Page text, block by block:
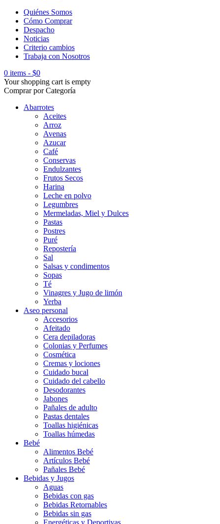
Quiénes Somos
Cómo Comprar
Despacho
Noticias
Criterio cambios
Trabaja con Nosotros
0 items - $0
Your shopping cart is empty
Comprar por Categoría
Abarrotes
Aceites
Arroz
Avenas
Azucar
Café
Conservas
Endulzantes
Frutos Secos
Harina
Leche en polvo
Legumbres
Mermeladas, Miel y Dulces
Pastas
Postres
Puré
Repostería
Sal
Salsas y condimentos
Sopas
Té
Vinagres y Jugo de limón
Yerba
Aseo personal
Accesorios
Afeitado
Cera depiladoras
Colonias y Perfumes
Cosmética
Cremas y lociones
Cuidado bucal
Cuidado del cabello
Desodorantes
Jabones
Pañales de adulto
Pastas dentales
Toallas higiénicas
Toallas húmedas
Bebé
Alimentos Bebé
Artículos Bebé
Pañales Bebé
Bebidas y Jugos
Aguas
Bebidas con gas
Bebidas Retornables
Bebidas sin gas
Energéticas y Deportivas